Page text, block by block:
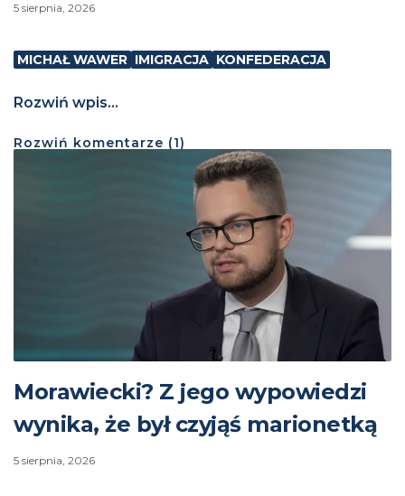
5 sierpnia, 2026
MICHAŁ WAWER IMIGRACJA KONFEDERACJA
Rozwiń wpis...
Rozwiń komentarze (1)
Morawiecki? Z jego wypowiedzi
wynika, że był czyjąś marionetką
5 sierpnia, 2026